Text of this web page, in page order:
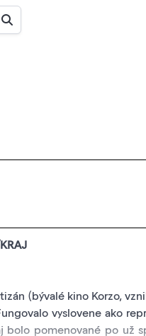
(bývalé kino Korzo,
vyslovene ako
bolo pomenované po už